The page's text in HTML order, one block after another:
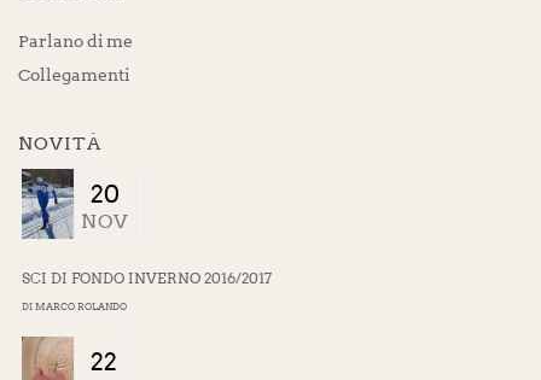
Parlano di me
Collegamenti
NOVITÀ
20
NOV
SCI DI FONDO INVERNO 2016/2017
DI MARCO ROLANDO
22